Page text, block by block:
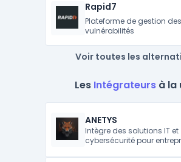
Rapid7
Plateforme de gestion des
vulnérabilités
Voir toutes les
Les Intégrateurs à la
ANETYS
Intègre des solutions IT et
cybersécurité pour